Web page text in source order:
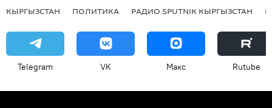
КЫРГЫЗСТАН ПОЛИТИКА РАДИО SPUTNIK КЫРГЫЗСТАН
Telegram VK Макс Rutube